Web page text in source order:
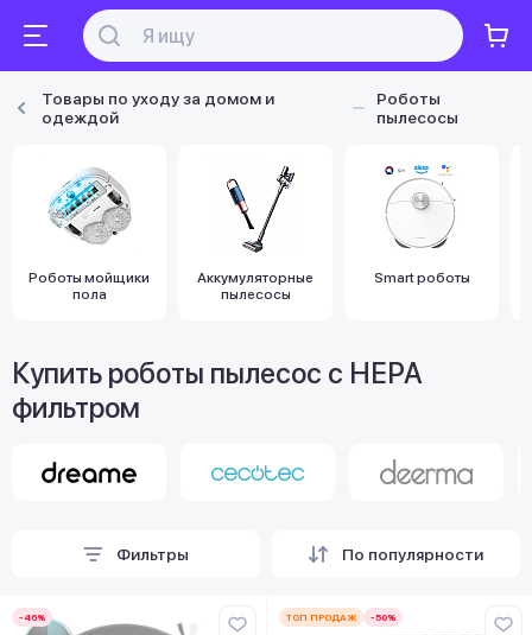
Товары по уходу за домом и
одеждой
Роботы
пылесосы
Роботы мойщики
пола
Аккумуляторные
пылесосы
Smart роботы
Купить роботы пылесос с HEPA
фильтром
Фильтры По популярности
-46% ТОП ПРОДАЖ -50%